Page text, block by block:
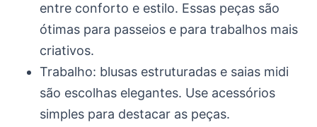
entre conforto e estilo. Essas peças são
ótimas para passeios e para trabalhos mais
criativos.
Trabalho: blusas estruturadas e saias midi
são escolhas elegantes. Use acessórios
simples para destacar as peças.